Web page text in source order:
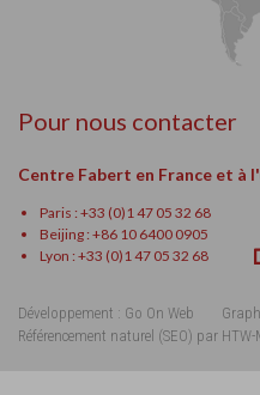
Pour nous contacter
Centre Fabert en France et à
Paris : +33 (0)1 47 05 32 68
Beijing : +86 10 6400 0905
Lyon : +33 (0)1 47 05 32 68
Développement : Go On Web
Référencement naturel (SEO) par